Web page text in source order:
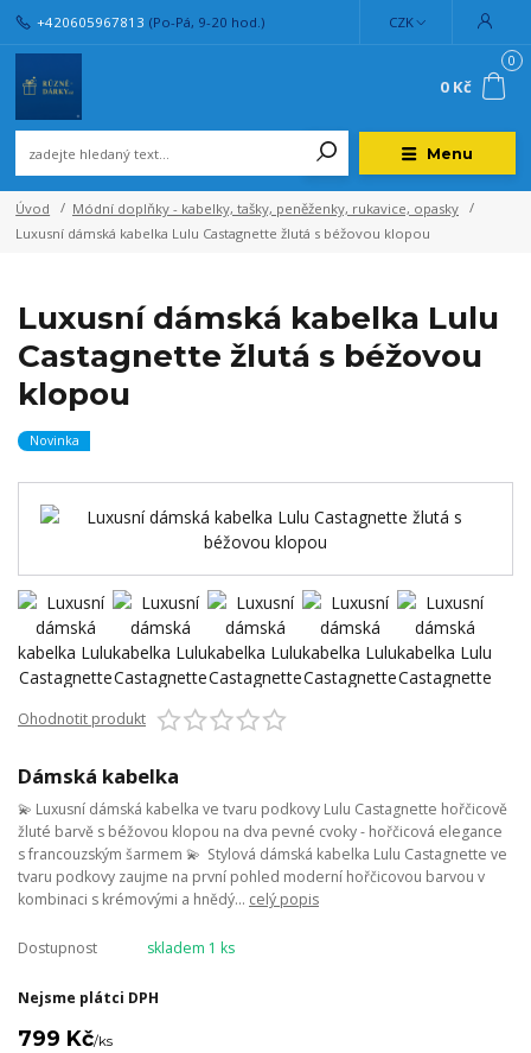
Menu
CZK
+420605967813 (Po-Pá, 9-20 hod.)
0
0 Kč
Úvod
Módní doplňky - kabelky, tašky, peněženky, rukavice, opasky
Luxusní dámská kabelka Lulu Castagnette žlutá s béžovou klopou
Luxusní dámská kabelka Lulu
Castagnette žlutá s béžovou
klopou
Novinka
Ohodnotit produkt
Dámská kabelka
💫 Luxusní dámská kabelka ve tvaru podkovy Lulu Castagnette hořčicově
žluté barvě s béžovou klopou na dva pevné cvoky - hořčicová elegance
s francouzským šarmem 💫 Stylová dámská kabelka Lulu Castagnette ve
tvaru podkovy zaujme na první pohled moderní hořčicovou barvou v
kombinaci s krémovými a hnědý... celý popis
Dostupnost skladem 1 ks
Nejsme plátci DPH
799 Kč/ks